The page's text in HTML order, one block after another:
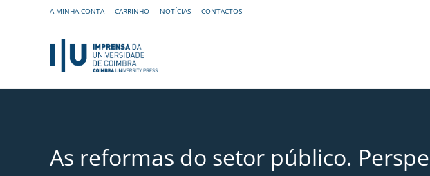
A MINHA CONTA CARRINHO NOTÍCIAS CONTACTOS
As reformas do setor público.